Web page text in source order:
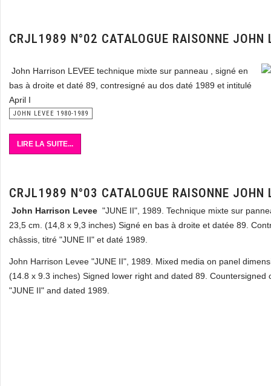
CRJL1989 N°02 CATALOGUE RAISONNE JOHN
John Harrison LEVEE technique mixte sur panneau , signé en
bas à droite et daté 89, contresigné au dos daté 1989 et intitulé
April I
JOHN LEVEE 1980-1989
LIRE LA SUITE...
CRJL1989 N°03 CATALOGUE RAISONNE JOHN
John Harrison Levee "JUNE II", 1989. Technique mixte sur
23,5 cm. (14,8 x 9,3 inches) Signé en bas à droite et datée 89.
châssis, titré "JUNE II" et daté 1989.
John Harrison Levee "JUNE II", 1989. Mixed media on panel
(14.8 x 9.3 inches) Signed lower right and dated 89. Countersigned
"JUNE II" and dated 1989.